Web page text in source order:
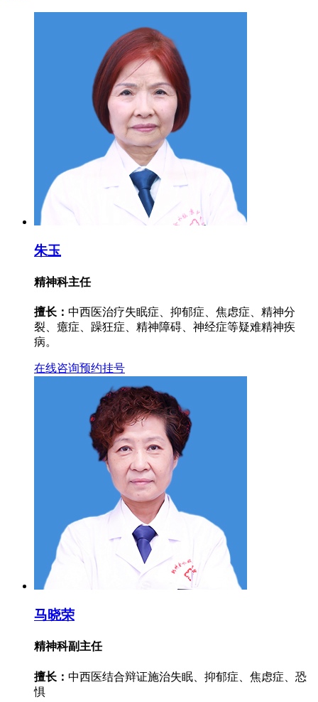
朱玉
精神科主任
擅长： 中西医治疗失眠症、抑郁症、焦虑症、精神分
裂、癔症、躁狂症、精神障碍、神经症等疑难精神疾
病。
在线咨询预约挂号
马晓荣
精神科副主任
擅长： 中西医结合辩证施治失眠、抑郁症、焦虑症、恐
惧